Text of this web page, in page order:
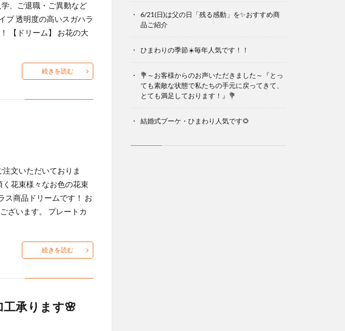
、ご退職・ご異動など
プ 透明度の高いスガハラ
【ドリーム】 お花の大
続きを読む
文いただいておりま
花束様々なお色の花束
ス商品ドリームです！ お
ざいます。 プレートカ
続きを読む
承ります🌸
6/21(日)は父の日「残る感動」を✨おすすめ商
品ご紹介
ひまわりの季節☀️毎年人気です！！
💐～お客様からのお声いただきました～『とっ
ても素敵な状態で私たちの手元に戻ってきて、
とても満足しております！』💐
結婚式ブーケ・ひまわり人気です🌻